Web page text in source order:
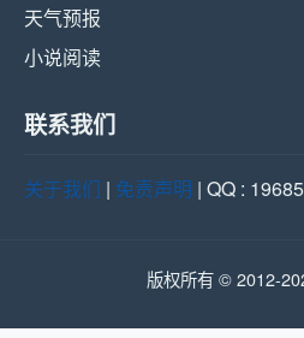
天气预报
小说阅读
联系我们
关于我们 | 免责声明 | QQ :
版权所有 © 2012-